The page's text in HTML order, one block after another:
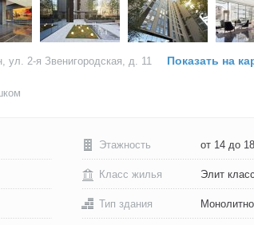
2-я Звенигородская, д. 11 Показать на
Этажность от 14 до 18
Класс жилья Элит класс
Тип здания